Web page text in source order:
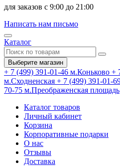
для заказов с 9:00 до 21:00
Написать нам письмо
Каталог
Выберите магазин
+ 7 (499) 391-01-46 м.Коньково +
м.Сходненская + 7 (499) 391-01-
70-75 м.Преображенская площадь
Каталог товаров
Личный кабинет
Корзина
Корпоративные подарки
О нас
Отзывы
Доставка